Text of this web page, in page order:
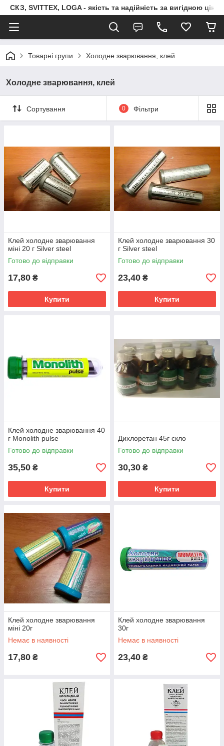
СКЗ, SVITTEX, LOGA - якість та надійність за вигідною
Товарні групи Холодне зварювання, клей
Холодне зварювання, клей
Сортування 0 Фільтри
Клей холодне зварювання
міні 20 г Silver steel
Готово до відправки
17,80 ₴
Купити
Клей холодне зварювання 30
г Silver steel
Готово до відправки
23,40 ₴
Купити
Клей холодне зварювання 40
г Monolith pulse
Готово до відправки
35,50 ₴
Купити
Дихлоретан 45г скло
Готово до відправки
30,30 ₴
Купити
Клей холодне зварювання
міні 20г
Немає в наявності
17,80 ₴
Клей холодне зварювання
30г
Немає в наявності
23,40 ₴